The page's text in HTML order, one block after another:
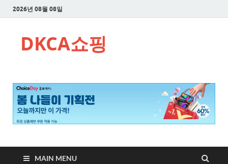
2026년 08월 08일
DKCA쇼핑
MAIN MENU